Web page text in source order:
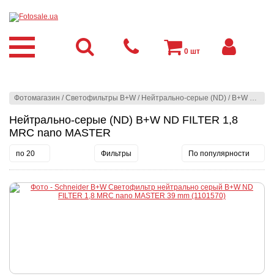
Фотомагазин /Светофильтры B+W / Нейтрально-серые (ND) / B+W ND FILTER 1,8 MRC nano MASTER
Нейтрально-серые (ND) B+W ND FILTER 1,8
MRC nano MASTER
по 20 Фильтры По популярности
0 шт